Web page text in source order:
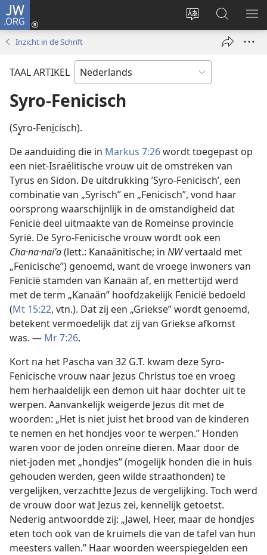
JW.ORG
Taal
wijzigen
Inloggen
(opent
Zoeken
op
JW.ORG
Inzicht in de Schrift
TAAL ARTIKEL
Syro-Fenicisch
(Sy̱ro-Feni̱cisch).
De aanduiding die in Markus 7:26wordt toegepast op
een niet-Israëlitische vrouw uit de omstreken van
Tyrus en Sidon. De uitdrukking ’Syro-Fenicisch’, een
combinatie van „Syrisch” en „Fenicisch”, vond haar
oorsprong waarschijnlijk in de omstandigheid dat
Fenicië deel uitmaakte van de Romeinse provincie
Syrië. De Syro-Fenicische vrouw wordt ook een
Cha·na·naiʹa(lett.: Kanaänitische; in NWvertaald met
„Fenicische”) genoemd, want de vroege inwoners van
Fenicië stamden van Kanaän af, en mettertijd werd
met de term „Kanaän” hoofdzakelijk Fenicië bedoeld
(Mt 15:22, vtn.). Dat zij een „Griekse” wordt genoemd,
betekent vermoedelijk dat zij van Griekse afkomst
was. — Mr 7:26.
Kort na het Pascha van 32 G.T. kwam deze Syro-
Fenicische vrouw naar Jezus Christus toe en vroeg
hem herhaaldelijk een demon uit haar dochter uit te
werpen. Aanvankelijk weigerde Jezus dit met de
woorden: „Het is niet juist het brood van de kinderen
te nemen en het hondjes voor te werpen.” Honden
waren voor de joden onreine dieren. Maar door de
niet-joden met „hondjes” (mogelijk honden die in huis
gehouden werden, geen wilde straathonden) te
vergelijken, verzachtte Jezus de vergelijking. Toch werd
de vrouw door wat Jezus zei, kennelijk getoetst.
Nederig antwoordde zij: „Jawel, Heer, maar de hondjes
eten toch ook van de kruimels die van de tafel van hun
meesters vallen.” Haar woorden weerspiegelden een